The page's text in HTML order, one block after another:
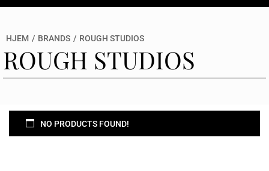
HJEM / BRANDS / ROUGH STUDIOS
ROUGH STUDIOS
NO PRODUCTS FOUND!